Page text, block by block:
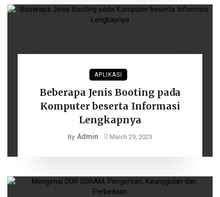
APLIKASI
Beberapa Jenis Booting pada
Komputer beserta Informasi
Lengkapnya
By Admin March 29, 2023